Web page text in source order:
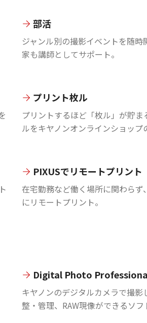
部活
ジャンル別の撮影イベントを随時
家も講師としてサポート。
プリント枚ル
プリントするほど「枚ル」が貯ま
ルをキヤノンオンラインショップ
PIXUSでリモートプリント
在宅勤務など働く場所に関わらず
にリモートプリント。
Digital Photo
キヤノンのデジタルカメラで撮影
整・管理、RAW現像ができるソフ